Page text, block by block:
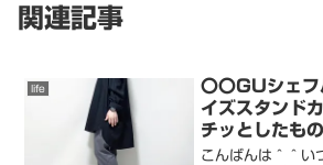
関連記事
life
〇〇GUシェフ
イズスタンド
チッとしたも
こんばんは＾＾い